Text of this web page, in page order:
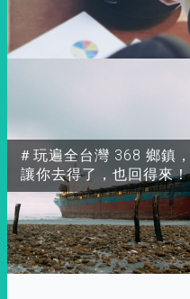
＃玩遍全台灣 368 鄉鎮，
讓你去得了，也回得來！